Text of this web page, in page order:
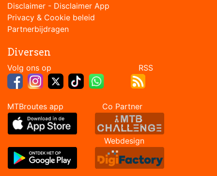
Disclaimer - Disclaimer App
Privacy & Cookie beleid
Partnerbijdragen
Diversen
Volg ons op RSS
MTBroutes app Co Partner
Webdesign